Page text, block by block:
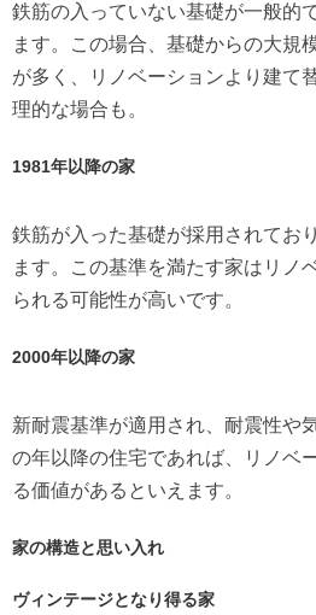
鉄筋の入っていない基礎が一般的
ます。この場合、基礎からの大規
が多く、リノベーションより建て
理的な場合も。
1981年以降の家
鉄筋が入った基礎が採用されてお
ます。この基準を満たす家はリノ
られる可能性が高いです。
2000年以降の家
新耐震基準が適用され、耐震性や
の年以降の住宅であれば、リノベ
る価値があるといえます。
家の構造と思い入れ
ヴィンテージとなり得る家